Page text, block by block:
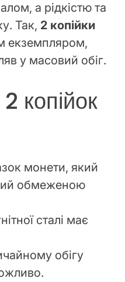
а рідкістю та
Так, 2 копійки
екземпляром,
у масовий обіг.
копійок
монети, який
обмеженою
сталі має
обігу